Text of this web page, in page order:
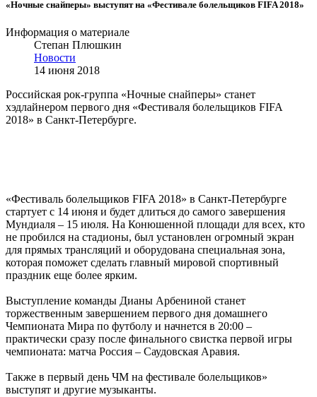
«Ночные снайперы» выступят на «Фестивале болельщиков FIFA 2018»
Информация о материале
Степан Плюшкин
Новости
14 июня 2018
Российская рок-группа «Ночные снайперы» станет
хэдлайнером первого дня «Фестиваля болельщиков FIFA
2018» в Санкт-Петербурге.
«Фестиваль болельщиков FIFA 2018» в Санкт-Петербурге
стартует с 14 июня и будет длиться до самого завершения
Мундиаля – 15 июля. На Конюшенной площади для всех, кто
не пробился на стадионы, был установлен огромный экран
для прямых трансляций и оборудована специальная зона,
которая поможет сделать главный мировой спортивный
праздник еще более ярким.
Выступление команды Дианы Арбениной станет
торжественным завершением первого дня домашнего
Чемпионата Мира по футболу и начнется в 20:00 –
практически сразу после финального свистка первой игры
чемпионата: матча Россия – Саудовская Аравия.
Также в первый день ЧМ на фестивале болельщиков»
выступят и другие музыканты.